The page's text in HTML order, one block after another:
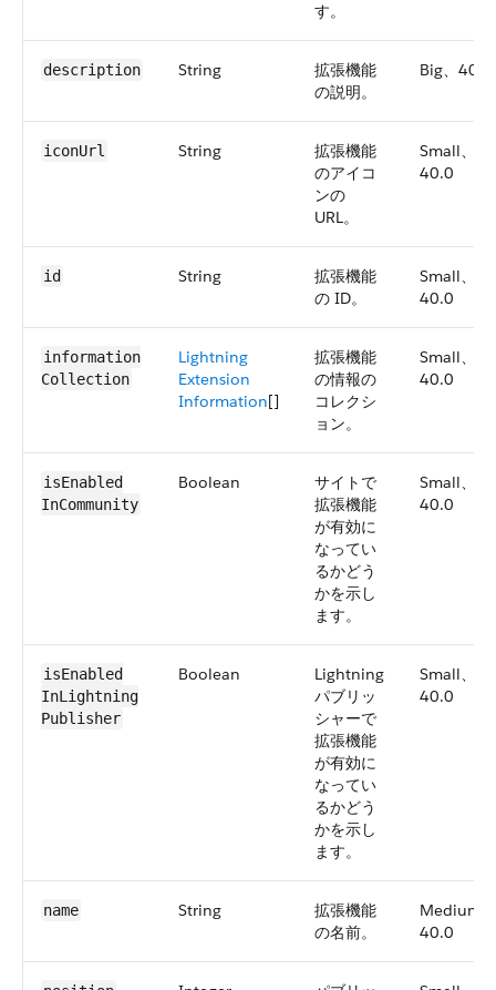
す。
description String
拡張機能
の説明。
Big、40.0
iconUrl String
拡張機能
のアイコ
ンの
URL。
Small、
40.0
id String
拡張機能
の ID。
Small、
40.0
information​
Collection
Lightning
Extension
Information[]
拡張機能
の情報の
コレクシ
ョン。
Small、
40.0
isEnabled​
InCommunity
Boolean
サイトで
拡張機能
が有効に
なってい
るかどう
かを示し
ます。
Small、
40.0
isEnabled​
InLightning​
Publisher
Boolean
Lightning
パブリッ
シャーで
拡張機能
が有効に
なってい
るかどう
かを示し
ます。
Small、
40.0
name String
拡張機能
の名前。
Medium、
40.0